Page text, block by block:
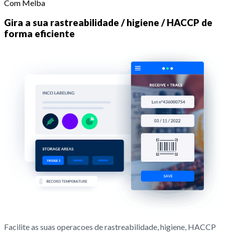
Com Melba
Gira a sua rastreabilidade / higiene / HACCP de
forma eficiente
Facilite as suas operacoes de rastreabilidade, higiene, HACCP